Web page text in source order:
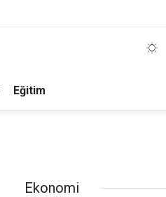
Eğitim
Ekonomi